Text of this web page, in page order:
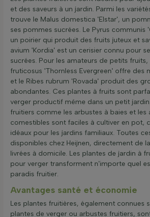
et des saveurs à un jardin. Parmi les
trouve le Malus domestica 'Elstar', un
ses pommes sucrées. Le Pyrus communis
un poirier qui produit des fruits juteux et
avium 'Kordia' est un cerisier connu pour
sucrées. Pour les amateurs de petits fruits,
fruticosus 'Thornless Evergreen' offre des
et le Ribes rubrum 'Rovada' produit des
abondantes. Ces plantes à fruits sont
verger productif même dans un petit
fruitiers comme les arbustes à baies et les
comestibles sont faciles à cultiver en pot,
idéaux pour les jardins familiaux. Toutes
disponibles chez Heijnen, directement de
livrées à domicile. Les plantes de jardin à
pour verger transforment n'importe quel
paradis fruitier.
Avantages santé et économie
Les plantes fruitières, également connues
plantes de verger ou arbustes fruitiers,